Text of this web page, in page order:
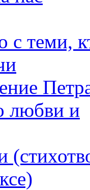
с теми,